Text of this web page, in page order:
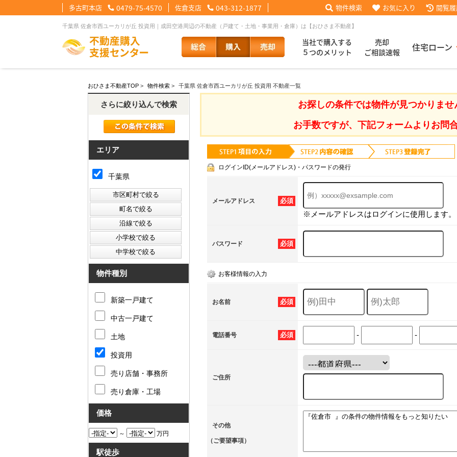
千葉県 佐倉市西ユーカリが丘 投資用｜成田空港周辺の不動産（戸建て・土地・事業用・倉庫）は【おひさま不動産】
多古町本店 0479-75-4570 佐倉支店 043-312-1877 物件検索 お気に入り 閲覧
当社で購入する
５つのメリット
売却
ご相談速報
住宅ローン
【住宅ローンメニュー】
住宅ローンに強い理由
【会社情報メニュー】
会社概要 スタッフ紹介 お客様の声 当社の歩み 履歴
その他の事業紹介 健康経営優良法人2025 採用情報
【お問合せメニュー】
メール問合せ LINE問合せ 査定依頼 協力業者様募集 ローコ
おひさま不動産TOP > 物件検索 > 千葉県 佐倉市西ユーカリが丘 投資用 不動産一覧
お探しの条件では物件が見つかりませ
お手数ですが、下記フォームよりお問
ログインID(メールアドレス)・パスワードの発行
必須
メールアドレス
※メールアドレスはログインに使用します。
必須
パスワード
お客様情報の入力
必須
お名前
必須
電話番号 - -
ご住所
その他
（ご要望事項）
さらに絞り込んで検索
エリア
千葉県
物件種別
新築一戸建て
中古一戸建て
土地
投資用
売り店舗・事務所
売り倉庫・工場
価格
～ 万円
駅徒歩